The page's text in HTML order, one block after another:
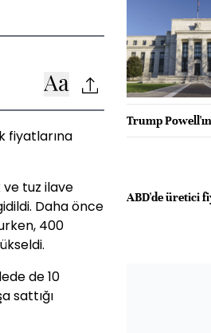
fiyatlarına
tuz ilave
Daha önce
400
de 10
sattığı
Trump Powell'ın
ABD'de üretici